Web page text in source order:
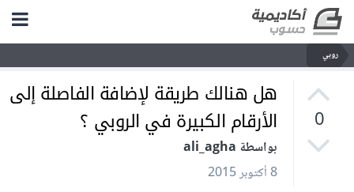
روبي
0
هل هنالك طريقة لإضافة الفاصلة إلى
الأرقام الكبيرة في الروبي ؟
بواسطة ali_agha
8 أكتوبر 2015